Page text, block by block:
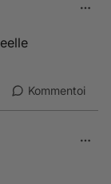
Kommentoi